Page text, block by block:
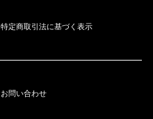
特定商取引法に基づく表示
お問い合わせ